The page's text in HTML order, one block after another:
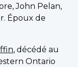
John Pelan,
Époux de
, décédé au
Ontario